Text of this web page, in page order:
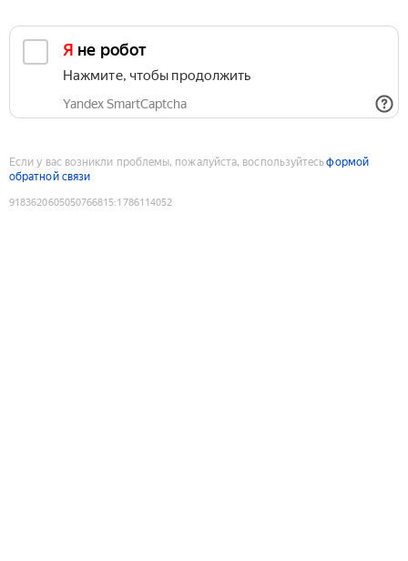
Я не робот
Нажмите, чтобы продолжить
Yandex SmartCaptcha
Если у вас возникли проблемы, пожалуйста, воспользуйтесьформой
обратной связи
9183620605050766815:1786114052